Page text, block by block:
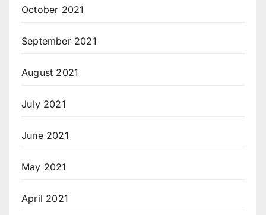
October 2021
September 2021
August 2021
July 2021
June 2021
May 2021
April 2021